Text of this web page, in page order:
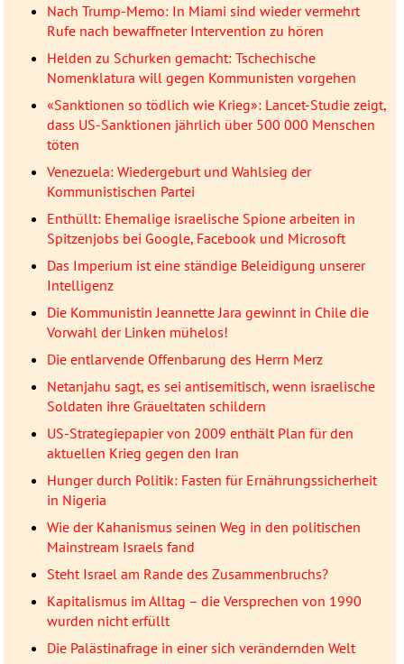
Nach Trump-Memo: In Miami sind wieder vermehrt
Rufe nach bewaffneter Intervention zu hören
Helden zu Schurken gemacht: Tschechische
Nomenklatura will gegen Kommunisten vorgehen
«Sanktionen so tödlich wie Krieg»: Lancet-Studie zeigt,
dass US-Sanktionen jährlich über 500 000 Menschen
töten
Venezuela: Wiedergeburt und Wahlsieg der
Kommunistischen Partei
Enthüllt: Ehemalige israelische Spione arbeiten in
Spitzenjobs bei Google, Facebook und Microsoft
Das Imperium ist eine ständige Beleidigung unserer
Intelligenz
Die Kommunistin Jeannette Jara gewinnt in Chile die
Vorwahl der Linken mühelos!
Die entlarvende Offenbarung des Herrn Merz
Netanjahu sagt, es sei antisemitisch, wenn israelische
Soldaten ihre Gräueltaten schildern
US-Strategiepapier von 2009 enthält Plan für den
aktuellen Krieg gegen den Iran
Hunger durch Politik: Fasten für Ernährungssicherheit
in Nigeria
Wie der Kahanismus seinen Weg in den politischen
Mainstream Israels fand
Steht Israel am Rande des Zusammenbruchs?
Kapitalismus im Alltag – die Versprechen von 1990
wurden nicht erfüllt
Die Palästinafrage in einer sich verändernden Welt